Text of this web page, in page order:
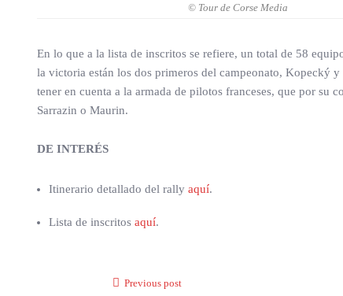
© Tour de Corse Media
En lo que a la lista de inscritos se refiere, un total de 58
la victoria están los dos primeros del campeonato, Kopecký
tener en cuenta a la armada de pilotos franceses, que por su
Sarrazin o Maurin.
DE INTERÉS
Itinerario detallado del rally aquí.
Lista de inscritos aquí.
Previous post